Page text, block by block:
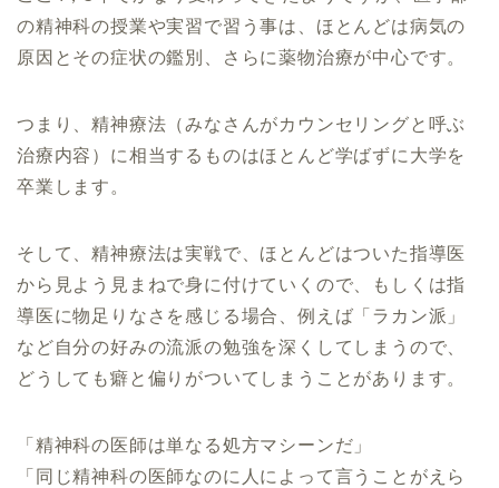
の精神科の授業や実習で習う事は、ほとんどは病気の
原因とその症状の鑑別、さらに薬物治療が中心です。
つまり、精神療法（みなさんがカウンセリングと呼ぶ
治療内容）に相当するものはほとんど学ばずに大学を
卒業します。
そして、精神療法は実戦で、ほとんどはついた指導医
から見よう見まねで身に付けていくので、もしくは指
導医に物足りなさを感じる場合、例えば「ラカン派」
など自分の好みの流派の勉強を深くしてしまうので、
どうしても癖と偏りがついてしまうことがあります。
「精神科の医師は単なる処方マシーンだ」
「同じ精神科の医師なのに人によって言うことがえら